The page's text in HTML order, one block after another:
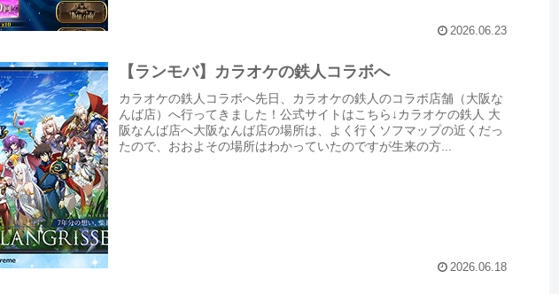
2026.06.23
【ランモバ】カラオケの鉄人コラボへ
カラオケの鉄人コラボへ先日、カラオケの鉄人のコラボ店舗（大阪な
んば店）へ行ってきました！公式サイトはこちら↓カラオケの鉄人 大
阪なんば店へ大阪なんば店の場所は、よく行くソフマップの近くだっ
たので、おおよその場所はわかっていたのですが生来の方...
2026.06.18